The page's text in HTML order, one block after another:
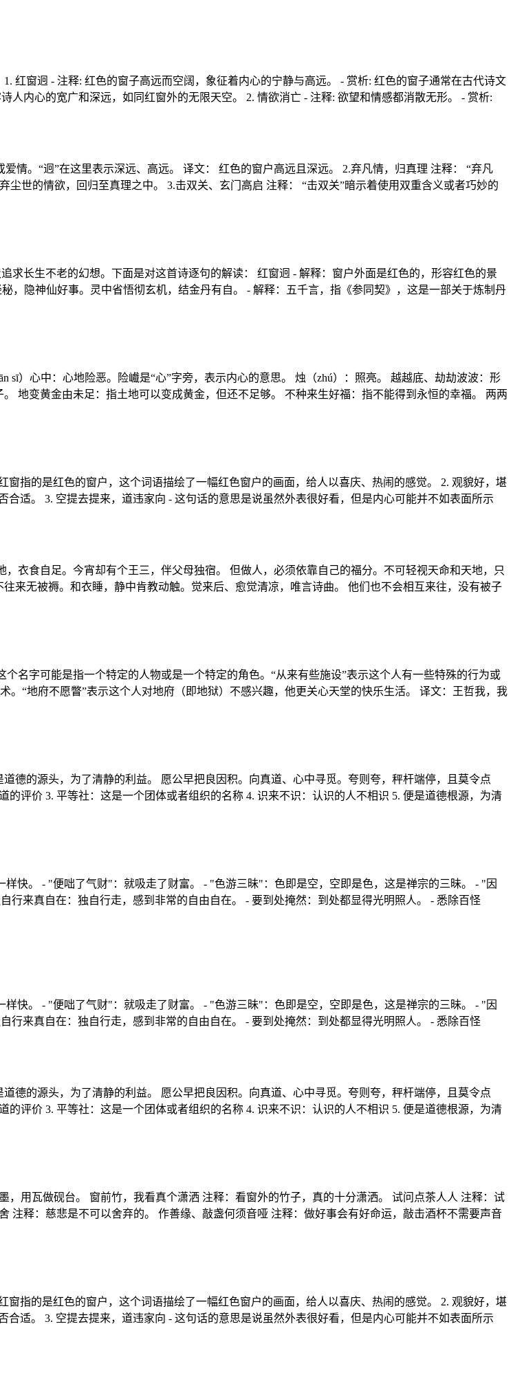
红窗迥 - 注释: 红色的窗子高远而空阔，象征着内心的宁静与高远。 - 赏析: 红色的窗子通常在古代诗文
内心的宽广和深远，如同红窗外的无限天空。 2. 情欲消亡 - 注释: 欲望和情感都消散无形。 - 赏析:
情。“迥”在这里表示深远、高远。 译文： 红色的窗户高远且深远。 2.弃凡情，归真理 注释： “弃凡
世的情欲，回归至真理之中。 3.击双关、玄门高启 注释： “击双关”暗示着使用双重含义或者巧妙的
长生不老的幻想。下面是对这首诗逐句的解读： 红窗迥 - 解释：窗户外面是红色的，形容红色的景
，隐神仙好事。灵中省悟彻玄机，结金丹有自。 - 解释：五千言，指《参同契》，这是一部关于炼制丹
sī）心中：心地险恶。险巇是“心”字旁，表示内心的意思。 烛（zhú）：照亮。 越越底、劫劫波波：形
地变黄金由未足：指土地可以变成黄金，但还不足够。 不种来生好福：指不能得到永恒的幸福。 两两
指的是红色的窗户，这个词语描绘了一幅红色窗户的画面，给人以喜庆、热闹的感觉。 2. 观貌好，堪
适。 3. 空提去提来，道违家向 - 这句话的意思是说虽然外表很好看，但是内心可能并不如表面所示
衣食自足。今宵却有个王三，伴父母独宿。 但做人，必须依靠自己的福分。不可轻视天命和天地，只
来无被褥。和衣睡，静中肯教动触。觉来后、愈觉清凉，唯言诗曲。 他们也不会相互来往，没有被子
名字可能是指一个特定的人物或是一个特定的角色。“从来有些施设”表示这个人有一些特殊的行为或
“地府不愿瞥”表示这个人对地府（即地狱）不感兴趣，他更关心天堂的快乐生活。 译文：王哲我，我
德的源头，为了清静的利益。 愿公早把良因积。向真道、心中寻觅。夸则夸，秤杆端停，且莫令点
评价 3. 平等社：这是一个团体或者组织的名称 4. 识来不识：认识的人不相识 5. 便是道德根源，为清
快。 - "便咄了气财"：就吸走了财富。 - "色游三昧"：色即是空，空即是色，这是禅宗的三昧。 - "因
来真自在：独自行走，感到非常的自由自在。 - 要到处掩然：到处都显得光明照人。 - 悉除百怪
快。 - "便咄了气财"：就吸走了财富。 - "色游三昧"：色即是空，空即是色，这是禅宗的三昧。 - "因
来真自在：独自行走，感到非常的自由自在。 - 要到处掩然：到处都显得光明照人。 - 悉除百怪
德的源头，为了清静的利益。 愿公早把良因积。向真道、心中寻觅。夸则夸，秤杆端停，且莫令点
评价 3. 平等社：这是一个团体或者组织的名称 4. 识来不识：认识的人不相识 5. 便是道德根源，为清
用瓦做砚台。 窗前竹，我看真个潇洒 注释：看窗外的竹子，真的十分潇洒。 试问点茶人人 注释：试
注释：慈悲是不可以舍弃的。 作善缘、敲盏何须音哑 注释：做好事会有好命运，敲击酒杯不需要声音
指的是红色的窗户，这个词语描绘了一幅红色窗户的画面，给人以喜庆、热闹的感觉。 2. 观貌好，堪
适。 3. 空提去提来，道违家向 - 这句话的意思是说虽然外表很好看，但是内心可能并不如表面所示